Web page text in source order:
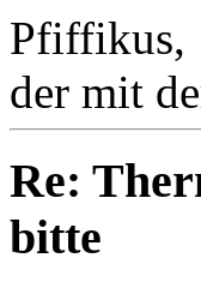
Pfiffikus,
der mit
Re:
bitte